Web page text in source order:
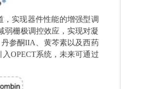
，实现器件性能的增强型调
弱栅极调控效应，实现对凝
参酮IIA
、黄芩素以及西药
入OPECT系统，未来可通过